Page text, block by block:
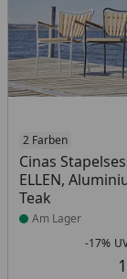
2 Farben
Cinas
ELLEN,
Teak
Produkt am
Am Lager
-17%